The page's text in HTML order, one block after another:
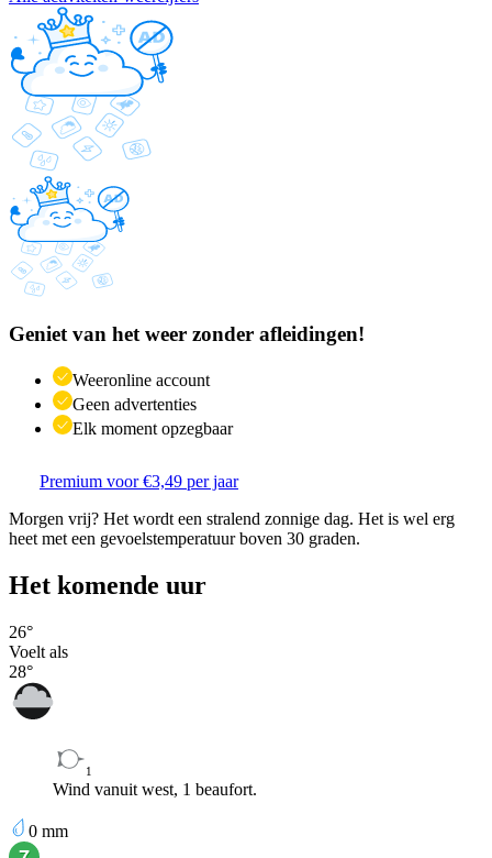
Geniet van het weer zonder afleidingen!
Weeronline account
Geen advertenties
Elk moment opzegbaar
Premium voor €3,49 per jaar
Morgen vrij? Het wordt een stralend zonnige dag. Het is wel erg
heet met een gevoelstemperatuur boven 30 graden.
Het komende uur
26°
Voelt als
28°
1
Wind vanuit west, 1 beaufort.
0 mm